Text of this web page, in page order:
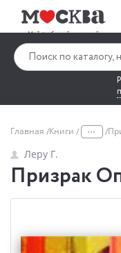
Главная Книги ...
Леру Г.
Призрак